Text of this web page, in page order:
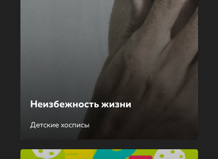
Неизбежность жизни
Детские хосписы